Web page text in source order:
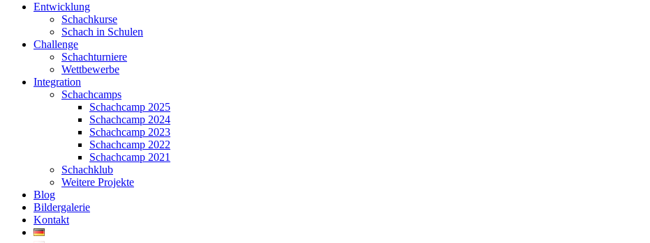
Entwicklung
Schachkurse
Schach in Schulen
Challenge
Schachturniere
Wettbewerbe
Integration
Schachcamps
Schachcamp 2025
Schachcamp 2024
Schachcamp 2023
Schachcamp 2022
Schachcamp 2021
Schachklub
Weitere Projekte
Blog
Bildergalerie
Kontakt